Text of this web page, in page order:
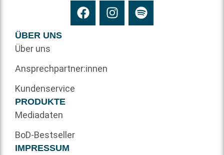
ÜBER UNS
Über uns
Ansprechpartner:innen
Kundenservice
PRODUKTE
Mediadaten
BoD-Bestseller
IMPRESSUM